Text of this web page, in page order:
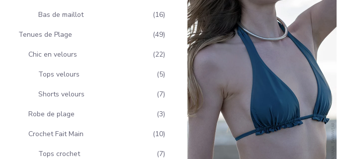
Bas de maillot 16
Tenues de Plage 49
Chic en velours 22
Tops velours 5
Shorts velours 7
Robe de plage 3
Crochet Fait Main 10
Tops crochet 7